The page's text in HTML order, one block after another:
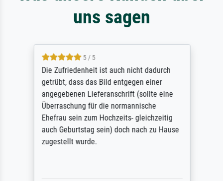
uns sagen
5 / 5
Die Zufriedenheit ist auch nicht dadurch
getrübt, dass das Bild entgegen einer
angegebenen Lieferanschrift (sollte eine
Überraschung für die normannische
Ehefrau sein zum Hochzeits- gleichzeitig
auch Geburtstag sein) doch nach zu Hause
zugestellt wurde.